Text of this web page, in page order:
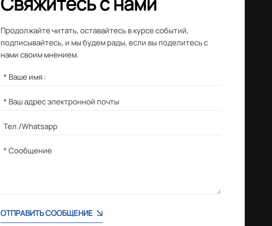
Продолжайте читать, оставайтесь в курсе событий,
подписывайтесь, и мы будем рады, если вы поделитесь с
нами своим мнением.
ОТПРАВИТЬ СООБЩЕНИЕ